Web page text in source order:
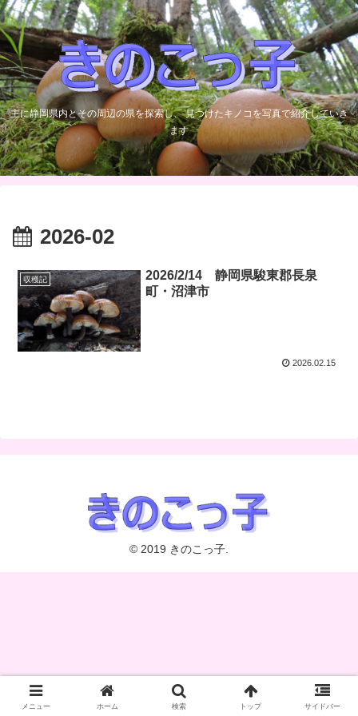
主に静岡県内とその周辺の県を探索し、 見つけたキノコを写真で紹介していき
ます
2026-02
収穫記
2026/2/14 静岡県駿東郡長泉
町・沼津市
2026.02.15
© 2019 きのこっ子.
メニュー ホーム 検索 トップ サイドバー